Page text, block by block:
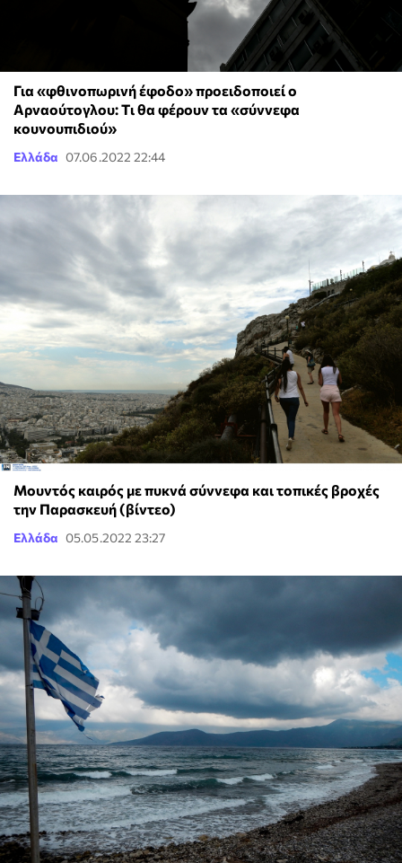
Για «φθινοπωρινή έφοδο» προειδοποιεί ο
Αρναούτογλου: Tι θα φέρουν τα «σύννεφα
κουνουπιδιού»
Ελλάδα 07.06.2022 22:44
Μουντός καιρός με πυκνά σύννεφα και τοπικές βροχές
την Παρασκευή (βίντεο)
Ελλάδα 05.05.2022 23:27